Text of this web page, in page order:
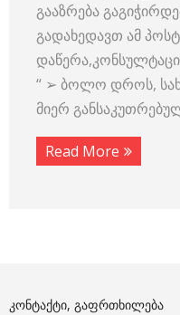
გააზრება
გადახედავთ ამ
“ ➢ ბოლო დროს,
მიერ
Read More
ᲙᲝᲜᲢᲐᲥᲢᲘ, ᲒᲐᲤᲠᲗᲮᲘᲚᲔᲑᲐ